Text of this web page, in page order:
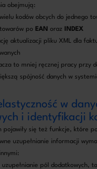
obejmują:
kodów obcych do jednego
po
EAN oraz
INDEX
aktualizacji pliku XML dla
to mniej ręcznej pracy przy
spójność danych w
w
i identyfikacji
pojawiły się też funkcje, które
uzupełnianie informacji
pól dodatkowych,